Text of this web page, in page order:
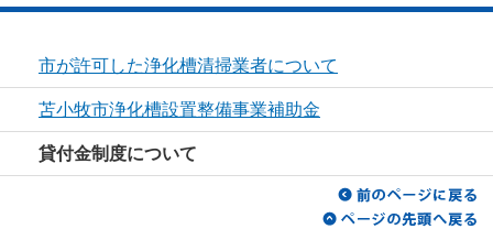
市が許可した浄化槽清掃業者について
苫小牧市浄化槽設置整備事業補助金
貸付金制度について